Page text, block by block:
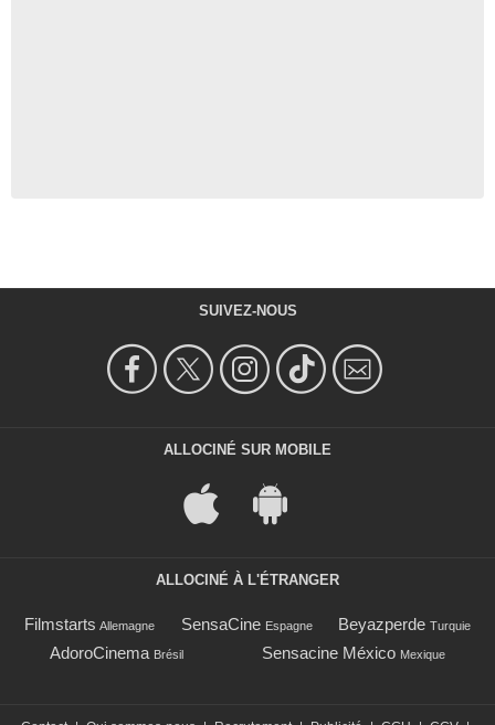
SUIVEZ-NOUS
ALLOCINÉ SUR MOBILE
ALLOCINÉ À L'ÉTRANGER
Filmstarts Allemagne SensaCine Espagne Beyazperde Turquie
AdoroCinema Brésil Sensacine México Mexique